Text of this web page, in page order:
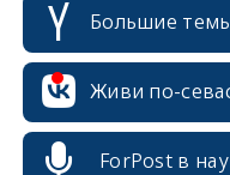
Большие
Живи по-
ForPost в